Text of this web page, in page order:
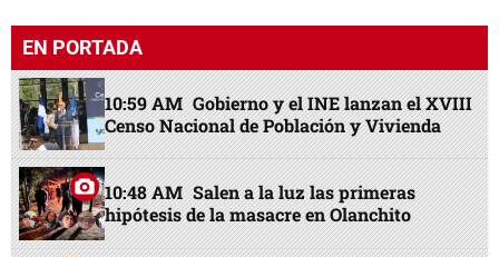
EN PORTADA
10:59 AM Gobierno y el INE lanzan el XVIII
Censo Nacional de Población y Vivienda
10:48 AM Salen a la luz las primeras
hipótesis de la masacre en Olanchito